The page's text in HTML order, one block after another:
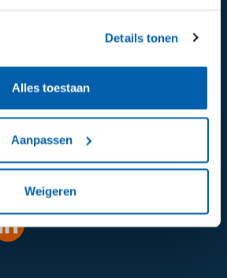
Details tonen
Alles toestaan
Aanpassen
Weigeren
Mail ons